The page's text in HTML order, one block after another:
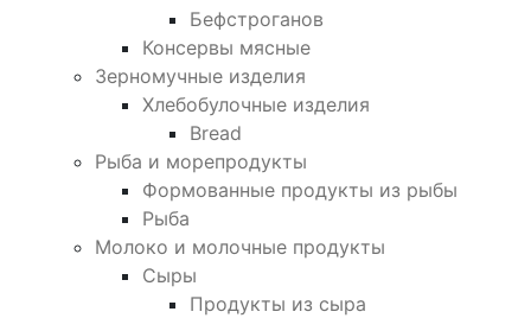
Бефстроганов
Консервы мясные
Зерномучные изделия
Хлебобулочные изделия
Bread
Рыба и морепродукты
Формованные продукты из рыбы
Рыба
Молоко и молочные продукты
Сыры
Продукты из сыра